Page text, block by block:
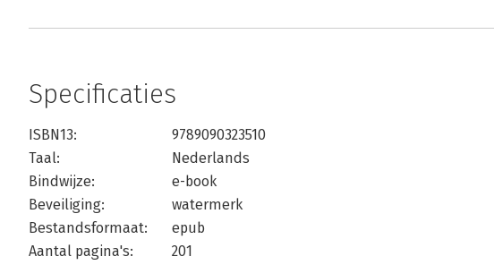
Specificaties
ISBN13:
9789090323510
Taal:
Nederlands
Bindwijze:
e-book
Beveiliging:
watermerk
Bestandsformaat:
epub
Aantal pagina's:
201